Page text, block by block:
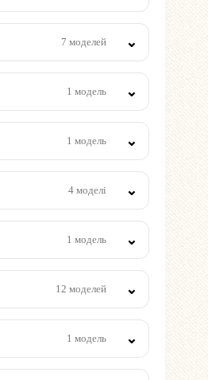
7 моделей
1 модель
1 модель
4 моделі
1 модель
12 моделей
1 модель